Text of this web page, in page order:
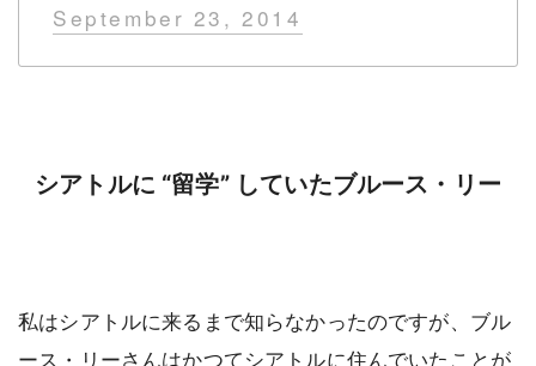
September 23, 2014
シアトルに “留学” していたブルース・リー
私はシアトルに来るまで知らなかったのですが、ブル
ース・リーさんはかつてシアトルに住んでいたことが